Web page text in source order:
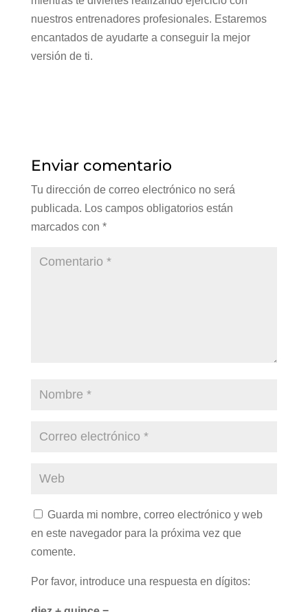
nuestros entrenadores profesionales. Estaremos
encantados de ayudarte a conseguir la mejor
versión de ti.
Enviar comentario
Tu dirección de correo electrónico no será
publicada. Los campos obligatorios están
marcados con *
Guarda mi nombre, correo electrónico y web
en este navegador para la próxima vez que
comente.
Por favor, introduce una respuesta en dígitos: